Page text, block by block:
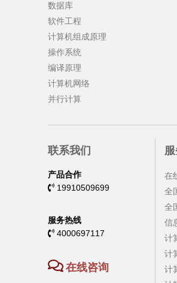
数据库
软件工程
计算机组成原理
操作系统
编译原理
计算机网络
并行计算
联系我们
产品合作
19910509699
服务热线
4000697117
在线咨询
在
全
全
信
计
计
计